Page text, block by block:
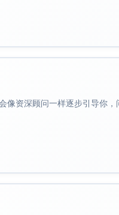
）
约90–100 BPM）
适用器材的幼儿）
不猛打；棒=小声清晰）
臂距离，不指向他人
敲桌、不敲同伴
像资深顾问一样逐步引导你